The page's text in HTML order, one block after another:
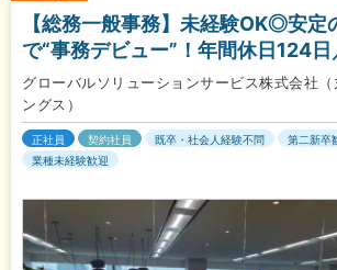
【総務一般事務】未経験OK◎安定
で“事務デビュー”！年間休日124
グローバルソリューションサービス株式会社
ングス）
正社員 契約社員 既卒・社会人経験不問 第二新卒
業種未経験歓迎